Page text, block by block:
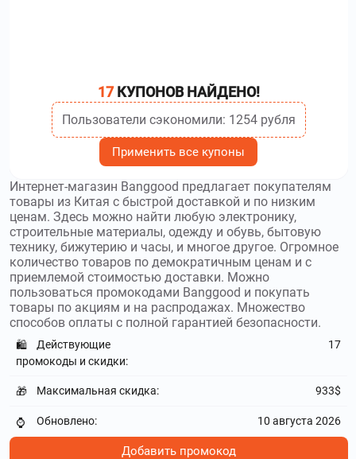
17КУПОНОВ НАЙДЕНО!
Пользователи сэкономили: 1254 рубля
Применить все купоны
Интернет-магазин Banggood предлагает покупателям
товары из Китая с быстрой доставкой и по низким
ценам. Здесь можно найти любую электронику,
строительные материалы, одежду и обувь, бытовую
технику, бижутерию и часы, и многое другое. Огромное
количество товаров по демократичным ценам и с
приемлемой стоимостью доставки. Можно
пользоваться промокодами Banggood и покупать
товары по акциям и на распродажах. Множество
способов оплаты с полной гарантией безопасности.
🛍️
Действующие
промокоды и скидки:
17
🎁 Максимальная скидка: 933$
⌚ Обновлено: 10 августа 2026
Добавить промокод